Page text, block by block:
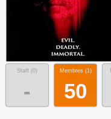
Staff (0)
-
Membres (1)
50